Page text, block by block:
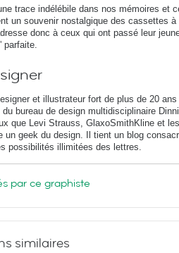
trace indélébile dans nos mémoires et
un souvenir nostalgique des cassettes à
donc à ceux qui ont passé leur
parfaite.
et illustrateur fort de plus de 20
du bureau de design multidisciplinaire
que Levi Strauss, GlaxoSmithKline et
un geek du design. Il tient un blog
possibilités illimitées des lettres.
par ce graphiste
similaires